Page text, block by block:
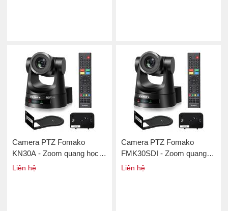
Camera PTZ Fomako
KN30A - Zoom quang học
30X
Liên hệ
Camera PTZ Fomako
FMK30SDI - Zoom quang
học 30X
Liên hệ